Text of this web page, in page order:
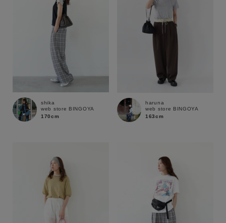
shika
web store BINGOYA
170cm
haruna
web store BINGOYA
163cm